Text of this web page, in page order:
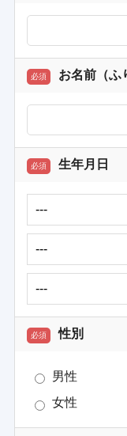
必須 お名前（ふ
必須 生年月日
必須 性別
男性
女性